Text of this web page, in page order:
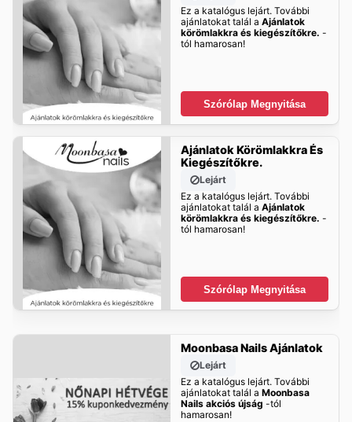
Ez a katalógus lejárt. További
ajánlatokat talál a Ajánlatok
körömlakkra és kiegészítőkre. -
tól hamarosan!
Szórólap Megnyitása
Ajánlatok Körömlakkra És
Kiegészítőkre.
Lejárt
Ez a katalógus lejárt. További
ajánlatokat talál a Ajánlatok
körömlakkra és kiegészítőkre. -
tól hamarosan!
Szórólap Megnyitása
Moonbasa Nails Ajánlatok
Lejárt
Ez a katalógus lejárt. További
ajánlatokat talál a Moonbasa
Nails akciós újság -tól
hamarosan!